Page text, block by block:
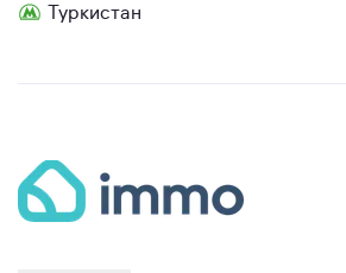
Туркистан